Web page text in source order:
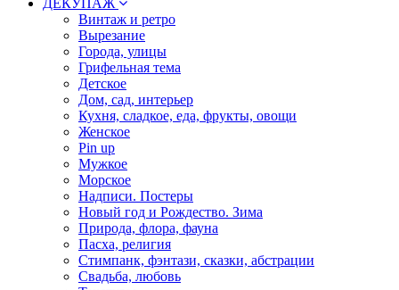
ДЕКУПАЖ
Винтаж и ретро
Вырезание
Города, улицы
Грифельная тема
Детское
Дом, сад, интерьер
Кухня, сладкое, еда, фрукты, овощи
Женское
Pin up
Мужкое
Морское
Надписи. Постеры
Новый год и Рождество. Зима
Природа, флора, фауна
Пасха, религия
Стимпанк, фэнтази, сказки, абстрации
Свадьба, любовь